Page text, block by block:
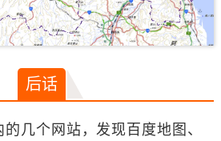
后话
几个网站，发现百度地图、